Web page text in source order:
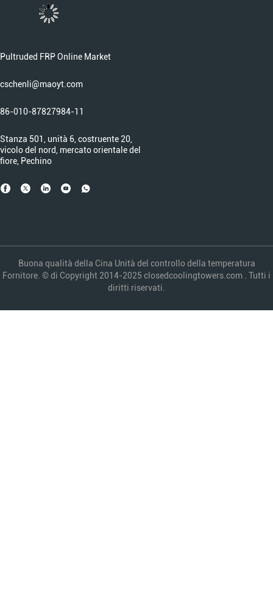
Pultruded FRP Online Market
cschenli@maoyt.com
86-010-87827984-11
Stanza 501, unità 6, costruente 20,
vicolo del nord, mercato orientale del
fiore, Pechino
Buona qualità della Cina Unità del controllo della temperatura
Fornitore. © di Copyright 2014-2025 closedcoolingtowers.com . Tutti i
diritti riservati.